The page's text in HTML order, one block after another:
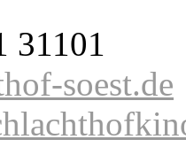
31101
soest.de